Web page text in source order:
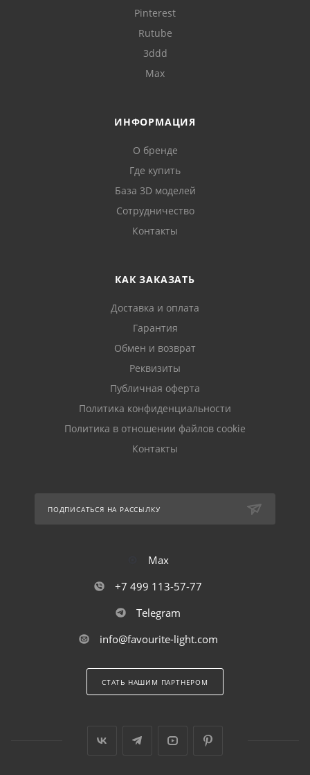
Pinterest
Rutube
3ddd
Max
ИНФОРМАЦИЯ
О бренде
Где купить
База 3D моделей
Сотрудничество
Контакты
КАК ЗАКАЗАТЬ
Доставка и оплата
Гарантия
Обмен и возврат
Реквизиты
Публичная оферта
Политика конфиденциальности
Политика в отношении файлов cookie
Контакты
ПОДПИСАТЬСЯ НА РАССЫЛКУ
Max
+7 499 113-57-77
Telegram
info@favourite-light.com
СТАТЬ НАШИМ ПАРТНЕРОМ